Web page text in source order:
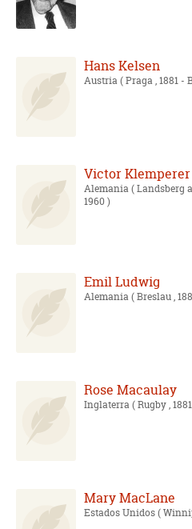
Hans Kelsen
Austria( Praga , 1881 -
Victor Klemperer
Alemania( Landsberg
1960 )
Emil Ludwig
Alemania( Breslau ,
Rose Macaulay
Inglaterra( Rugby ,
Mary MacLane
Estados Unidos(